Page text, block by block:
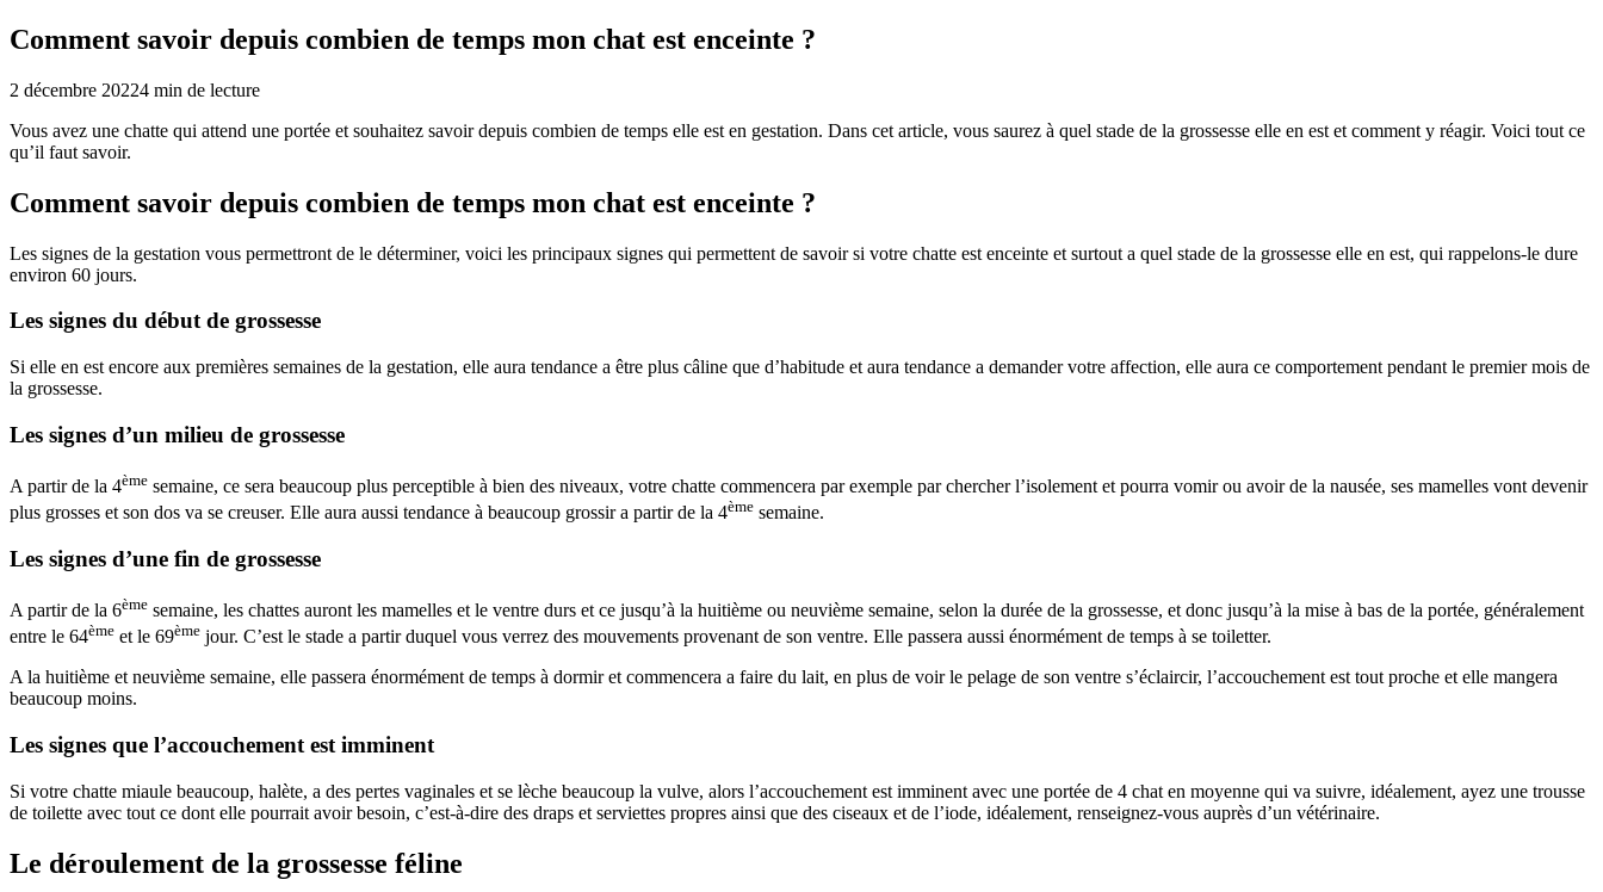
Comment savoir depuis combien de temps mon chat est enceinte ?
2 décembre 20224 min de lecture
Vous avez une chatte qui attend une portée et souhaitez savoir depuis combien de temps elle est en gestation. Dans cet article, vous saurez à quel stade de la grossesse elle en est et comment y réagir. Voici tout ce
qu’il faut savoir.
Comment savoir depuis combien de temps mon chat est enceinte ?
Les signes de la gestation vous permettront de le déterminer, voici les principaux signes qui permettent de savoir si votre chatte est enceinte et surtout a quel stade de la grossesse elle en est, qui rappelons-le dure
environ 60 jours.
Les signes du début de grossesse
Si elle en est encore aux premières semaines de la gestation, elle aura tendance a être plus câline que d’habitude et aura tendance a demander votre affection, elle aura ce comportement pendant le premier mois de
la grossesse.
Les signes d’un milieu de grossesse
A partir de la 4ème semaine, ce sera beaucoup plus perceptible à bien des niveaux, votre chatte commencera par exemple par chercher l’isolement et pourra vomir ou avoir de la nausée, ses mamelles vont devenir
plus grosses et son dos va se creuser. Elle aura aussi tendance à beaucoup grossir a partir de la 4ème semaine.
Les signes d’une fin de grossesse
A partir de la 6ème semaine, les chattes auront les mamelles et le ventre durs et ce jusqu’à la huitième ou neuvième semaine, selon la durée de la grossesse, et donc jusqu’à la mise à bas de la portée, généralement
entre le 64ème et le 69ème jour. C’est le stade a partir duquel vous verrez des mouvements provenant de son ventre. Elle passera aussi énormément de temps à se toiletter.
A la huitième et neuvième semaine, elle passera énormément de temps à dormir et commencera a faire du lait, en plus de voir le pelage de son ventre s’éclaircir, l’accouchement est tout proche et elle mangera
beaucoup moins.
Les signes que l’accouchement est imminent
Si votre chatte miaule beaucoup, halète, a des pertes vaginales et se lèche beaucoup la vulve, alors l’accouchement est imminent avec une portée de 4 chat en moyenne qui va suivre, idéalement, ayez une trousse
de toilette avec tout ce dont elle pourrait avoir besoin, c’est-à-dire des draps et serviettes propres ainsi que des ciseaux et de l’iode, idéalement, renseignez-vous auprès d’un vétérinaire.
Le déroulement de la grossesse féline